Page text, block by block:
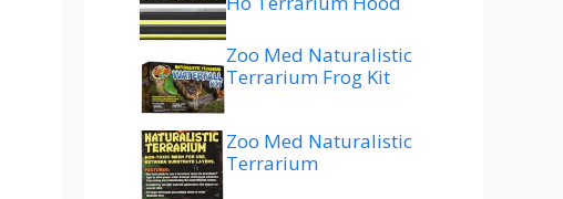
Zoo Med Naturalistic
Terrarium Frog Kit
Zoo Med Naturalistic
Terrarium